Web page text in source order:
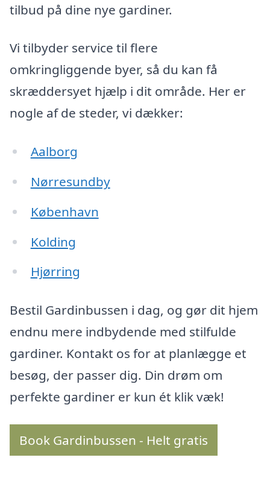
tilbud på dine nye gardiner.
Vi tilbyder service til flere
omkringliggende byer, så du kan få
skræddersyet hjælp i dit område. Her er
nogle af de steder, vi dækker:
Aalborg
Nørresundby
København
Kolding
Hjørring
Bestil Gardinbussen i dag, og gør dit hjem
endnu mere indbydende med stilfulde
gardiner. Kontakt os for at planlægge et
besøg, der passer dig. Din drøm om
perfekte gardiner er kun ét klik væk!
Book Gardinbussen - Helt gratis